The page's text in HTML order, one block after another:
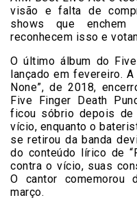
visão e falta de
shows que
reconhecem isso e
O último álbum do
lançado em fevereiro.
None”, de 2018,
Five Finger Death
ficou sóbrio depois de
vício, enquanto o
se retirou da banda
do conteúdo lírico de
contra o vício, suas
O cantor comemorou
março.